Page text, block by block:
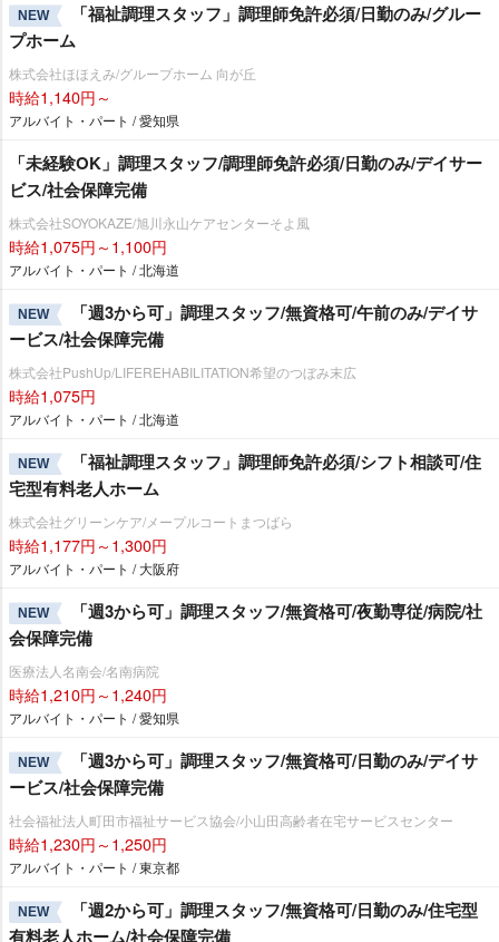
NEW
「福祉調理スタッフ」調理師免許必須/日勤のみ/グルー
プホーム
株式会社ほほえみ/グループホーム 向が丘
時給1,140円～
アルバイト・パート / 愛知県
「未経験OK」調理スタッフ/調理師免許必須/日勤のみ/デイサー
ビス/社会保障完備
株式会社SOYOKAZE/旭川永山ケアセンターそよ風
時給1,075円～1,100円
アルバイト・パート / 北海道
NEW
「週3から可」調理スタッフ/無資格可/午前のみ/デイサ
ービス/社会保障完備
株式会社PushUp/LIFEREHABILITATION希望のつぼみ末広
時給1,075円
アルバイト・パート / 北海道
NEW
「福祉調理スタッフ」調理師免許必須/シフト相談可/住
宅型有料老人ホーム
株式会社グリーンケア/メープルコートまつばら
時給1,177円～1,300円
アルバイト・パート / 大阪府
NEW
「週3から可」調理スタッフ/無資格可/夜勤専従/病院/社
会保障完備
医療法人名南会/名南病院
時給1,210円～1,240円
アルバイト・パート / 愛知県
NEW
「週3から可」調理スタッフ/無資格可/日勤のみ/デイサ
ービス/社会保障完備
社会福祉法人町田市福祉サービス協会/小山田高齢者在宅サービスセンター
時給1,230円～1,250円
アルバイト・パート / 東京都
NEW
「週2から可」調理スタッフ/無資格可/日勤のみ/住宅型
有料老人ホーム/社会保障完備